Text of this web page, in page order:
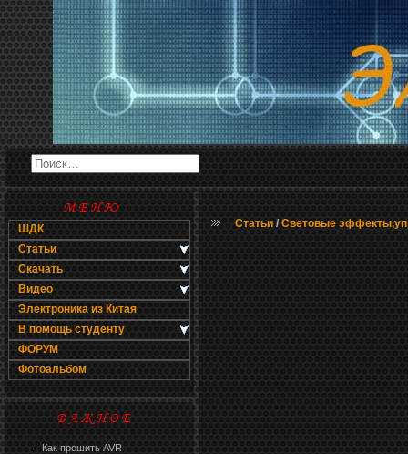
ШДК
Статьи
Скачать
Видео
Электроника из Китая
В помощь студенту
ФОРУМ
Фотоальбом
· Как прошить AVR
Статьи /Световые